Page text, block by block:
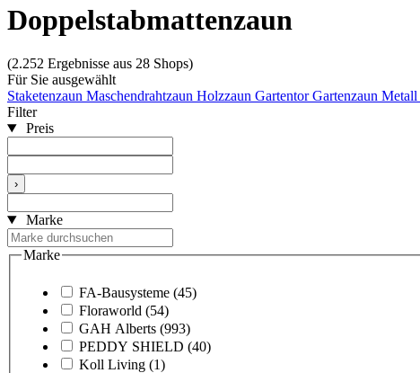
Doppelstabmattenzaun
(2.252 Ergebnisse aus 28 Shops)
Für Sie ausgewählt
Staketenzaun Maschendrahtzaun Holzzaun GartentorGartenzaun Metall
Filter
Preis
›
Marke
Marke
FA-Bausysteme (45)
Floraworld (54)
GAH Alberts (993)
PEDDY SHIELD (40)
Koll Living (1)